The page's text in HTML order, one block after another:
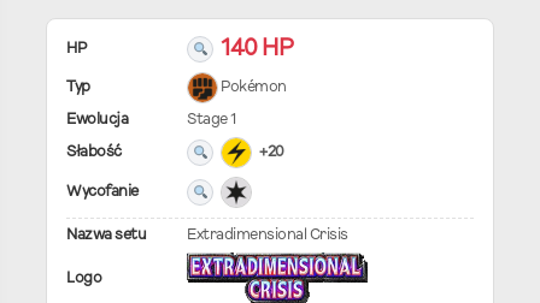
HP 140 HP
Typ Pokémon
Ewolucja Stage 1
Słabość +20
Wycofanie
Nazwa setu Extradimensional Crisis
Logo